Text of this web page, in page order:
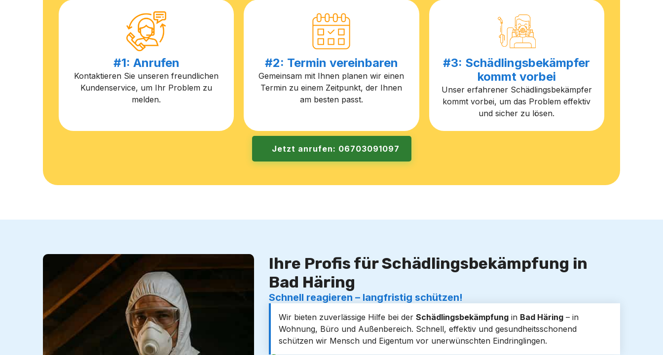
#1: Anrufen
Kontaktieren Sie unseren freundlichen
Kundenservice, um Ihr Problem zu
melden.
#2: Termin vereinbaren
Gemeinsam mit Ihnen planen wir einen
Termin zu einem Zeitpunkt, der Ihnen
am besten passt.
#3: Schädlingsbekämpfer
kommt vorbei
Unser erfahrener Schädlingsbekämpfer
kommt vorbei, um das Problem effektiv
und sicher zu lösen.
Jetzt anrufen: 06703091097
Ihre Profis für Schädlingsbekämpfung in
Bad Häring
Schnell reagieren – langfristig schützen!
Wir bieten zuverlässige Hilfe bei der Schädlingsbekämpfungin Bad Häring– in
Wohnung, Büro und Außenbereich. Schnell, effektiv und gesundheitsschonend
schützen wir Mensch und Eigentum vor unerwünschten Eindringlingen.